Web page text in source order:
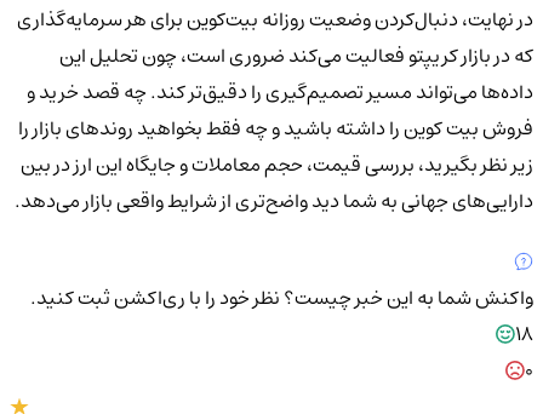
در نهایت، دنبال‌کردن وضعیت روزانه بیت‌کوین برای هر سرمایه‌گذاری
که در بازار کریپتو فعالیت می‌کند ضروری است، چون تحلیل این
داده‌ها می‌تواند مسیر تصمیم‌گیری را دقیق‌تر کند. چه قصد خرید و
فروش بیت کوین را داشته باشید و چه فقط بخواهید روندهای بازار را
زیر نظر بگیرید، بررسی قیمت، حجم معاملات و جایگاه این ارز در بین
دارایی‌های جهانی به شما دید واضح‌تری از شرایط واقعی بازار می‌دهد.
واکنش شما به این خبر چیست؟نظر خود را با ری‌اکشن ثبت کنید.
18